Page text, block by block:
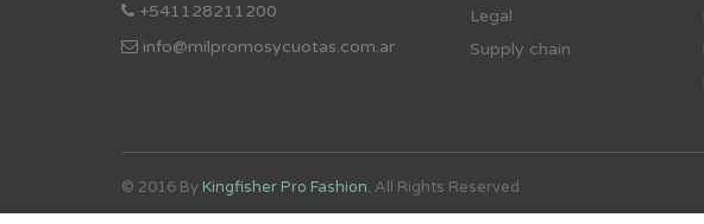
+541128211200
info@milpromosycuotas.com.ar
Legal
Supply chain
© 2016 By Kingfisher Pro Fashion. All Rights Reserved.